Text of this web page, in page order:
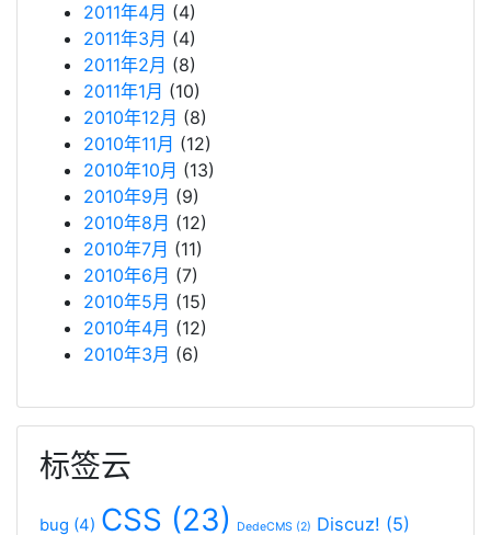
2011年4月 (4)
2011年3月 (4)
2011年2月 (8)
2011年1月 (10)
2010年12月 (8)
2010年11月 (12)
2010年10月 (13)
2010年9月 (9)
2010年8月 (12)
2010年7月 (11)
2010年6月 (7)
2010年5月 (15)
2010年4月 (12)
2010年3月 (6)
标签云
bug (4) CSS (23) DedeCMS (2) Discuz! (5)